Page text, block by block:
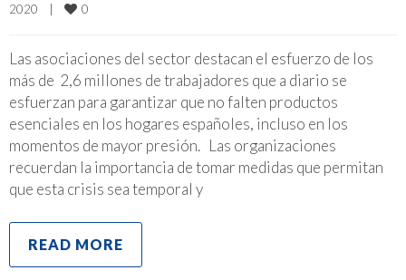
2020
0
Las asociaciones del sector destacan el esfuerzo de los
más de 2,6 millones de trabajadores que a diario se
esfuerzan para garantizar que no falten productos
esenciales en los hogares españoles, incluso en los
momentos de mayor presión. Las organizaciones
recuerdan la importancia de tomar medidas que permitan
que esta crisis sea temporal y
READ MORE